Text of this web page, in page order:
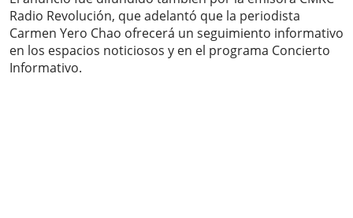
Radio Revolución, que adelantó que la periodista
Carmen Yero Chao ofrecerá un seguimiento informativo
en los espacios noticiosos y en el programa Concierto
Informativo.